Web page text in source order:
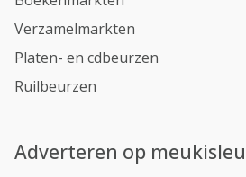
Verzamelmarkten
Platen- en cdbeurzen
Ruilbeurzen
Adverteren op